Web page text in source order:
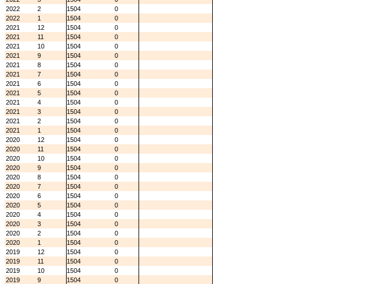
2022
2 1504
0
2022
1 1504
0
2021
12 1504
0
2021
11 1504
0
2021
10 1504
0
2021
9 1504
0
2021
8 1504
0
2021
7 1504
0
2021
6 1504
0
2021
5 1504
0
2021
4 1504
0
2021
3 1504
0
2021
2 1504
0
2021
1 1504
0
2020
12 1504
0
2020
11 1504
0
2020
10 1504
0
2020
9 1504
0
2020
8 1504
0
2020
7 1504
0
2020
6 1504
0
2020
5 1504
0
2020
4 1504
0
2020
3 1504
0
2020
2 1504
0
2020
1 1504
0
2019
12 1504
0
2019
11 1504
0
2019
10 1504
0
2019
9 1504
0